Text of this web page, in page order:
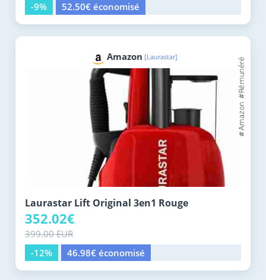
-9%
52.50€ économisé
Amazon [Laurastar]
Laurastar Lift Original 3en1 Rouge
352.02€
399.00 EUR
-12%
46.98€ économisé